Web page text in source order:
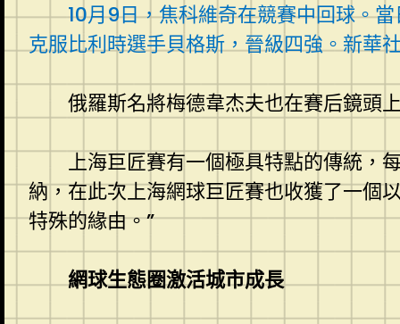
10月9日，焦科維奇在競賽中回球。
克服比利時選手貝格斯，晉級四強。新華
俄羅斯名將梅德韋杰夫也在賽后鏡頭
上海巨匠賽有一個極具特點的傳統，
納，在此次上海網球巨匠賽也收獲了一個
特殊的緣由。”
網球生態圈激活城市成長